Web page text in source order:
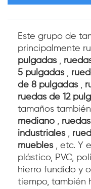
Este grupo de
principalmente
pulgadas,
5 pulgadas,
de 8 pulgadas,
ruedas de 12
tamaños
mediano ,
industriales,
muebles, etc. Y
plástico, PVC,
hierro fundido y
tiempo, también